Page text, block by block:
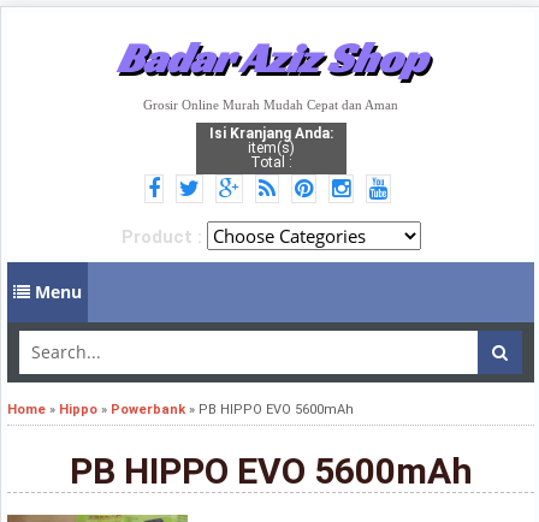
Badar Aziz Shop
Grosir Online Murah Mudah Cepat dan Aman
Isi Kranjang Anda:
item(s)
Total :
Product :
Menu
Home » Hippo » Powerbank » PB HIPPO EVO 5600mAh
PB HIPPO EVO 5600mAh